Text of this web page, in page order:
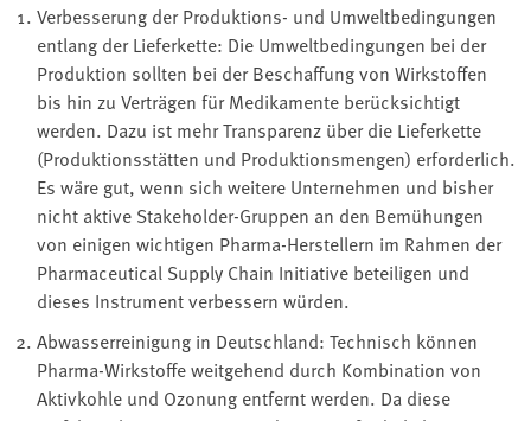
Verbesserung der Produktions- und Umweltbedingungen
entlang der Lieferkette: Die Umweltbedingungen bei der
Produktion sollten bei der Beschaffung von Wirkstoffen
bis hin zu Verträgen für Medikamente berücksichtigt
werden. Dazu ist mehr Transparenz über die Lieferkette
(Produktionsstätten und Produktionsmengen) erforderlich.
Es wäre gut, wenn sich weitere Unternehmen und bisher
nicht aktive Stakeholder-Gruppen an den Bemühungen
von einigen wichtigen Pharma-Herstellern im Rahmen der
Pharmaceutical Supply Chain Initiative beteiligen und
dieses Instrument verbessern würden.
Abwasserreinigung in Deutschland: Technisch können
Pharma-Wirkstoffe weitgehend durch Kombination von
Aktivkohle und Ozonung entfernt werden. Da diese